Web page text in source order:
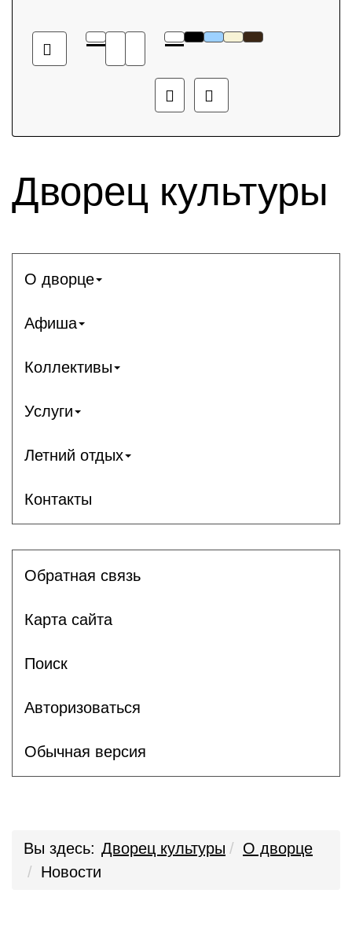
Дворец культуры
О дворце
Афиша
Коллективы
Услуги
Летний отдых
Контакты
Обратная связь
Карта сайта
Поиск
Авторизоваться
Обычная версия
Вы здесь: Дворец культуры
О дворце
Новости